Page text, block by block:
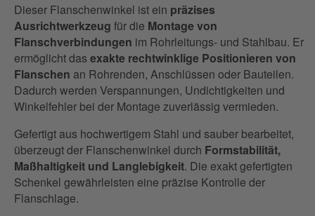
Dieser Flanschenwinkel ist ein präzises
Ausrichtwerkzeug für die Montage von
Flanschverbindungen im Rohrleitungs- und Stahlbau. Er
ermöglicht das exakte rechtwinklige Positionieren von
Flanschen an Rohrenden, Anschlüssen oder Bauteilen.
Dadurch werden Verspannungen, Undichtigkeiten und
Winkelfehler bei der Montage zuverlässig vermieden.
Gefertigt aus hochwertigem Stahl und sauber bearbeitet,
überzeugt der Flanschenwinkel durch Formstabilität,
Maßhaltigkeit und Langlebigkeit. Die exakt gefertigten
Schenkel gewährleisten eine präzise Kontrolle der
Flanschlage.